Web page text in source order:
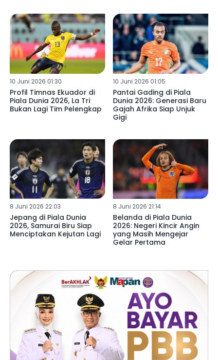
10 Juni 2026 01:30
Profil Timnas Ekuador di
Piala Dunia 2026, La Tri
Bukan Lagi Tim Pelengkap
10 Juni 2026 01:05
Pantai Gading di Piala
Dunia 2026: Generasi Baru
Gajah Afrika Siap Unjuk
Gigi
8 Juni 2026 22:03
Jepang di Piala Dunia
2026, Samurai Biru Siap
Menciptakan Kejutan Lagi
8 Juni 2026 21:14
Belanda di Piala Dunia
2026: Negeri Kincir Angin
yang Masih Mengejar
Gelar Pertama